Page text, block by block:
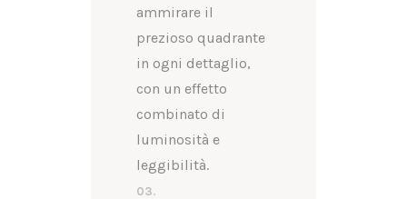
ammirare il
prezioso quadrante
in ogni dettaglio,
con un effetto
combinato di
luminosità e
leggibilità.
03.